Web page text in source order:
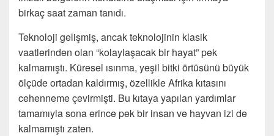
birkaç saat zaman tanıdı.
Teknoloji gelişmiş, ancak teknolojinin klasik
vaatlerinden olan “kolaylaşacak bir hayat” pek
kalmamıştı. Küresel ısınma, yeşil bitki örtüsünü büyük
ölçüde ortadan kaldırmış, özellikle Afrika kıtasını
cehenneme çevirmişti. Bu kıtaya yapılan yardımlar
tamamıyla sona erince pek bir insan ve hayvan izi de
kalmamıştı zaten.